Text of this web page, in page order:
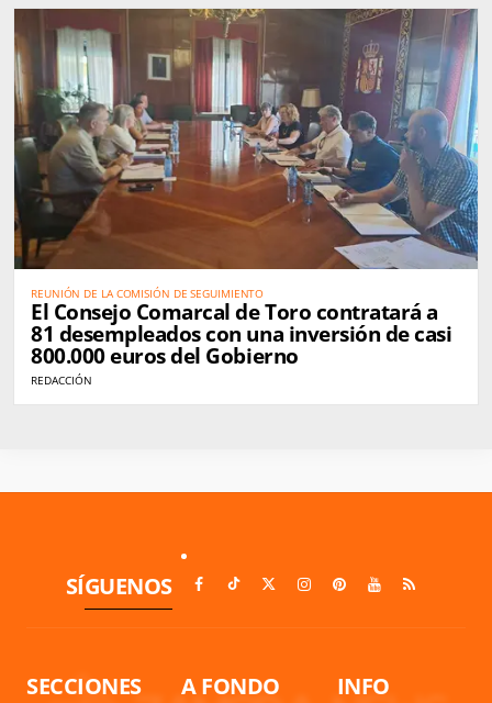
REUNIÓN DE LA COMISIÓN DE SEGUIMIENTO
El Consejo Comarcal de Toro contratará a
81 desempleados con una inversión de casi
800.000 euros del Gobierno
REDACCIÓN
SÍGUENOS
SECCIONES A FONDO INFO